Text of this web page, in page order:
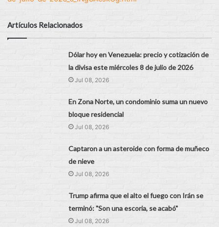
Artículos Relacionados
Dólar hoy en Venezuela: precio y cotización de
la divisa este miércoles 8 de julio de 2026
Jul 08, 2026
En Zona Norte, un condominio suma un nuevo
bloque residencial
Jul 08, 2026
Captaron a un asteroide con forma de muñeco
de nieve
Jul 08, 2026
Trump afirma que el alto el fuego con Irán se
terminó: "Son una escoria, se acabó"
Jul 08, 2026